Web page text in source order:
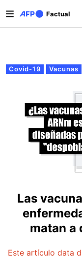
Factual
Solapas
Covid-19 Vacunas
Las
matan a
Este artículo data